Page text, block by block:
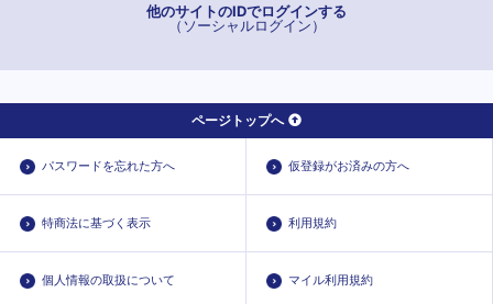
他のサイトのIDでログインする
（ソーシャルログイン）
ページトップへ
パスワードを忘れた方へ 仮登録がお済みの方へ
特商法に基づく表示 利用規約
個人情報の取扱について マイル利用規約